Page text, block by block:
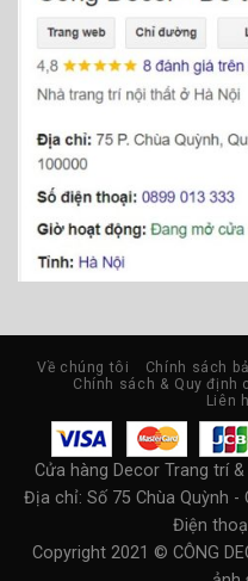
Về chúng tôi Chính sách
Chính sách & Quy định
Liên
Cửa hàng Decor Trang trí
Địa chỉ: Số 75 Chùa Quỳnh -
Điện
Copyright 2021 © CÔNG